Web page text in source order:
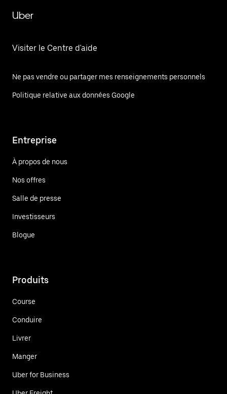
Uber
Visiter le Centre d'aide
Ne pas vendre ou partager mes renseignements personnels
Politique relative aux données Google
Entreprise
À propos de nous
Nos offres
Salle de presse
Investisseurs
Blogue
Produits
Course
Conduire
Livrer
Manger
Uber for Business